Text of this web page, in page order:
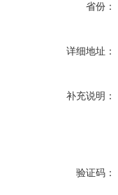
省份：
详细地址：
补充说明：
验证码：